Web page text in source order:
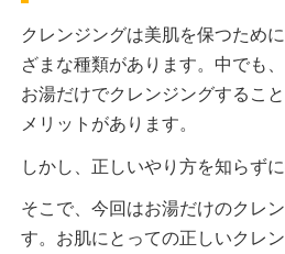
クレンジングは美肌を保つため
ざまな種類があります。中でも
お湯だけでクレンジングするこ
メリットがあります。
しかし、正しいやり方を知らず
そこで、今回はお湯だけのクレ
す。お肌にとっての正しいクレ